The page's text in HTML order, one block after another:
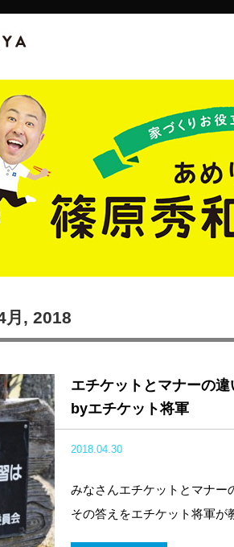
, 2018
エチケットとマナーの
byエチケット将軍
2018.04.30
みなさんエチケットとマナー
その答えをエチケット将軍が